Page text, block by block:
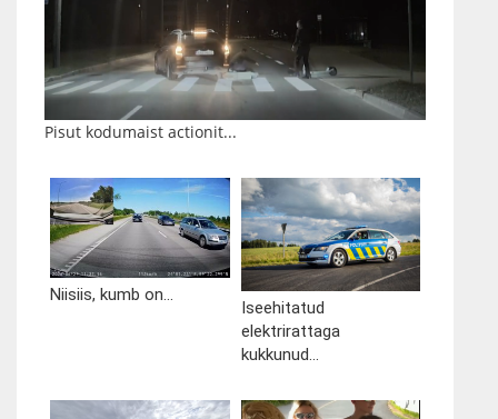
Pisut kodumaist actionit...
Niisiis, kumb on...
Iseehitatud
elektrirattaga
kukkunud...